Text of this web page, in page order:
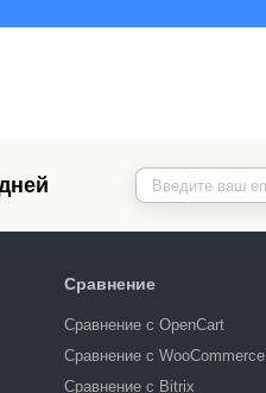
Сравнение
Сравнение с OpenCart
Сравнение с WooCommerce
Сравнение с Bitrix